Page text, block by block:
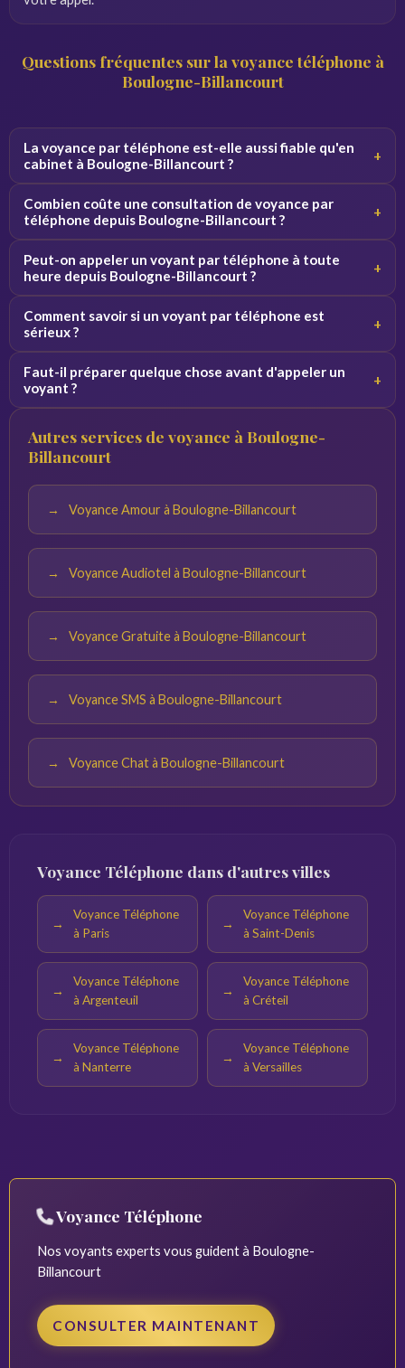
Questions fréquentes sur la voyance téléphone à
Boulogne-Billancourt
La voyance par téléphone est-elle aussi fiable qu'en
cabinet à Boulogne-Billancourt ?
+
Par téléphone, le voyant se concentre sur votre voix et
Combien coûte une consultation de voyance par
téléphone depuis Boulogne-Billancourt ?
+
voyant. Des premières minutes sont souvent offertes
Peut-on appeler un voyant par téléphone à toute
heure depuis Boulogne-Billancourt ?
+
pouvez appeler de jour comme de nuit depuis Boulogne-
Comment savoir si un voyant par téléphone est
sérieux ?
+
du voyant sur la plateforme. Profitez des minutes
Faut-il préparer quelque chose avant d'appeler un
voyant ?
+
calme. Plus vos questions sont précises, plus les réponses
du voyant seront pertinentes.
Autres services de voyance à Boulogne-
Billancourt
Voyance Amour à Boulogne-Billancourt
Voyance Audiotel à Boulogne-Billancourt
Voyance Gratuite à Boulogne-Billancourt
Voyance SMS à Boulogne-Billancourt
Voyance Chat à Boulogne-Billancourt
Voyance Téléphone dans d'autres villes
Voyance Téléphone
à Paris
Voyance Téléphone
à Saint-Denis
Voyance Téléphone
à Argenteuil
Voyance Téléphone
à Créteil
Voyance Téléphone
à Nanterre
Voyance Téléphone
à Versailles
Voyance Téléphone
Nos voyants experts vous guident à Boulogne-
Billancourt
CONSULTER MAINTENANT